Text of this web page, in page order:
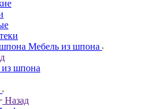
Мебель из шпона
шпона
Назад